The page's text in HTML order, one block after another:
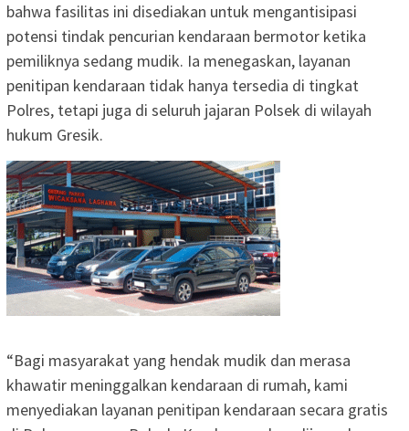
bahwa fasilitas ini disediakan untuk mengantisipasi
potensi tindak pencurian kendaraan bermotor ketika
pemiliknya sedang mudik. Ia menegaskan, layanan
penitipan kendaraan tidak hanya tersedia di tingkat
Polres, tetapi juga di seluruh jajaran Polsek di wilayah
hukum Gresik.
“Bagi masyarakat yang hendak mudik dan merasa
khawatir meninggalkan kendaraan di rumah, kami
menyediakan layanan penitipan kendaraan secara gratis